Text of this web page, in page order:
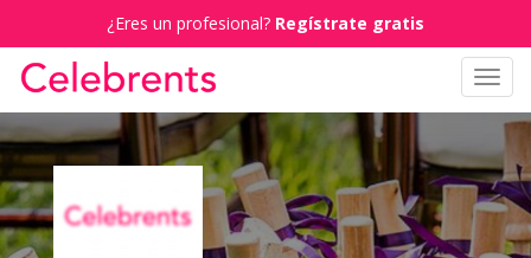
¿Eres un profesional? Regístrate gratis